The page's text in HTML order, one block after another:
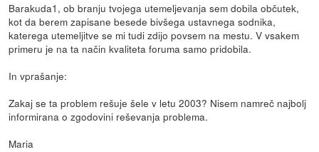
Barakuda1, ob branju tvojega utemeljevanja sem dobila občutek,
kot da berem zapisane besede bivšega ustavnega sodnika,
katerega utemeljitve se mi tudi zdijo povsem na mestu. V vsakem
primeru je na ta način kvaliteta foruma samo pridobila.
In vprašanje:
Zakaj se ta problem rešuje šele v letu 2003? Nisem namreč najbolj
informirana o zgodovini reševanja problema.
Maria